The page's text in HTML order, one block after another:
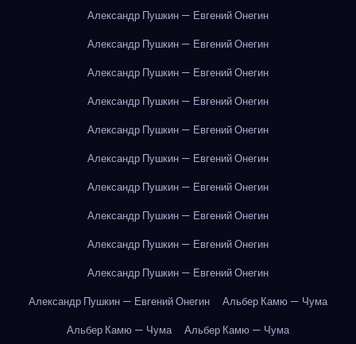
Александр Пушкин — Евгений Онегин
Александр Пушкин — Евгений Онегин
Александр Пушкин — Евгений Онегин
Александр Пушкин — Евгений Онегин
Александр Пушкин — Евгений Онегин
Александр Пушкин — Евгений Онегин
Александр Пушкин — Евгений Онегин
Александр Пушкин — Евгений Онегин
Александр Пушкин — Евгений Онегин
Александр Пушкин — Евгений Онегин
Александр Пушкин — Евгений Онегин
Альбер Камю — Чума
Альбер Камю — Чума
Альбер Камю — Чума